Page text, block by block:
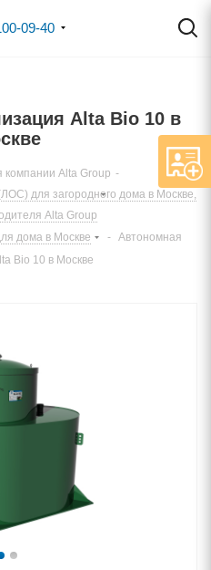
09-40
Alta Bio 10 в
компании Alta Group -
для загородного дома в Москве,
Alta Group
дома в Москве -
Автономная
Bio 10 в Москве